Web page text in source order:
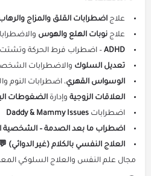
علاج اضطرابات القلق والمزاج
علاج نوبات الهلع والهوس
ADHD – اضطراب فرط الحركة وتشتت
تعديل السلوك والاضطرابات
الوسواس القهري، اضطرابات النوم
العلاقات الزوجية وإدارة الضغوطات
اضطرابات Daddy & Mammy Issues
اضطراب ما بعد الصدمة – الشخصية
العلاج النفسي بالكلام (غير الدوائي)
مجال علم النفس والعلاج السلوكي